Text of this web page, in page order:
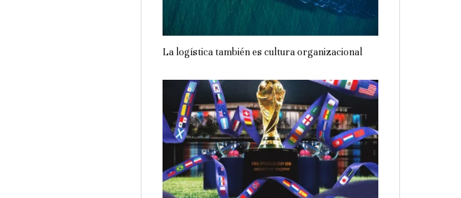
La logística también es cultura organizacional